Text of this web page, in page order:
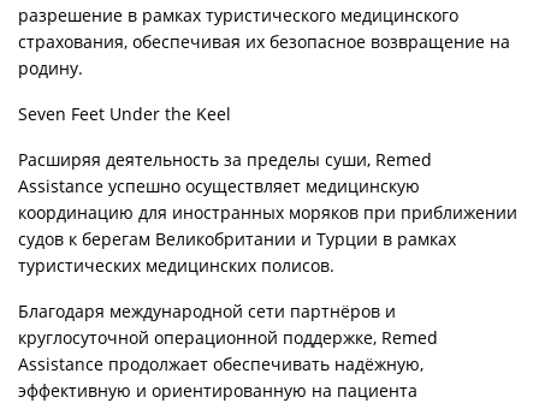
разрешение в рамках туристического медицинского
страхования, обеспечивая их безопасное возвращение на
родину.
Seven Feet Under the Keel
Расширяя деятельность за пределы суши, Remed
Assistance успешно осуществляет медицинскую
координацию для иностранных моряков при приближении
судов к берегам Великобритании и Турции в рамках
туристических медицинских полисов.
Благодаря международной сети партнёров и
круглосуточной операционной поддержке, Remed
Assistance продолжает обеспечивать надёжную,
эффективную и ориентированную на пациента